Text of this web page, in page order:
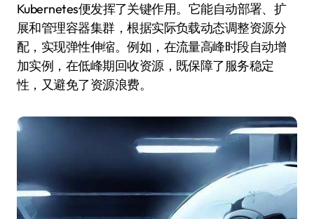
Kubernetes便发挥了关键作用。它能自动部署、扩
展和管理容器集群，根据实际负载动态调整资源分
配，实现弹性伸缩。例如，在流量高峰时段自动增
加实例，在低峰期回收资源，既保障了服务稳定
性，又避免了资源浪费。